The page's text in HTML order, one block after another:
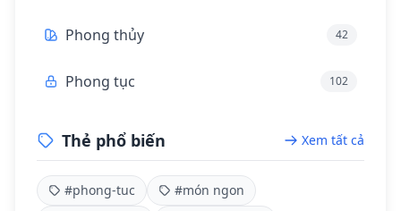
Phong thủy 42
Phong tục 102
Thẻ phổ biến Xem tất cả
#phong-tuc
#món ngon